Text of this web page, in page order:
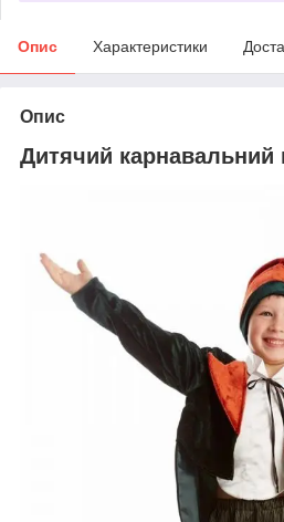
Опис Характеристики
Опис
Дитячий